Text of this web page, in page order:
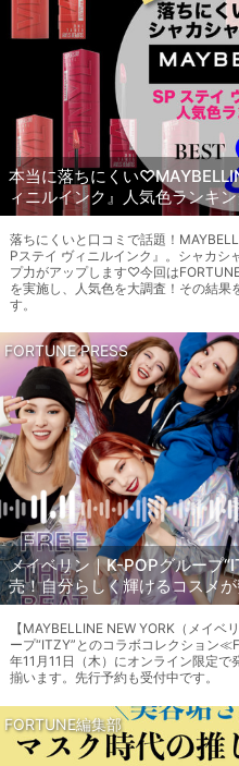
本当に落ちにくい
ィニルインク』人気色ランキ
落ちにくいと口コミで話題！
Pステイ ヴィニルインク』。シャカシ
プ力がアップします♡今回は
を実施し、人気色を大調査！その結果
す。
FORTUNE PRESS
メイベリン｜K-POPグループ
売！自分らしく輝けるコスメ
【MAYBELLINE NEW YORK（メイ
ープ“ITZY”とのコラボコレクション
年11月11日（木）にオンライン限定
揃います。先行予約も受付中です。
FORTUNE編集部